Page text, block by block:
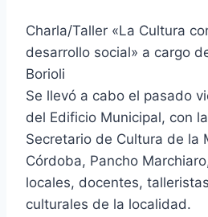
Charla/Taller «La Cultura
desarrollo social» a cargo
Borioli
Se llevó a cabo el pasado
del Edificio Municipal, con
Secretario de Cultura de la
Córdoba, Pancho
locales, docentes,
culturales de la localidad.